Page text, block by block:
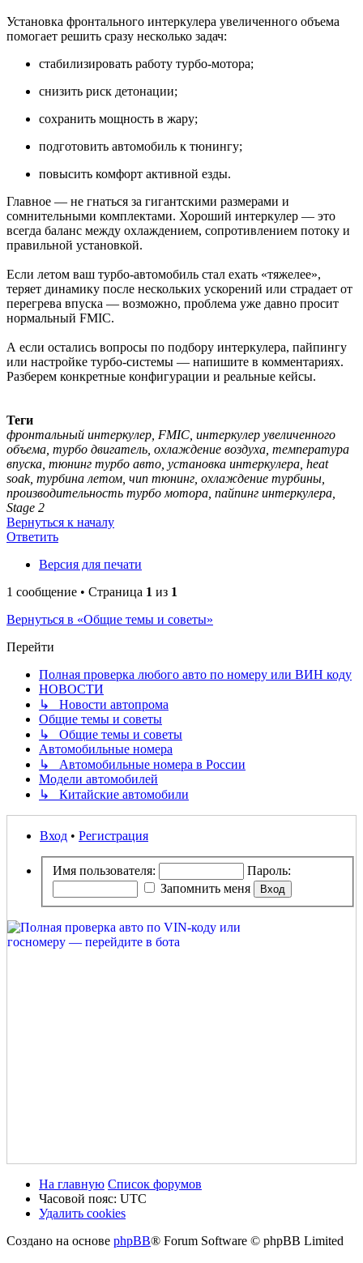
Установка фронтального интеркулера увеличенного объема
помогает решить сразу несколько задач:
стабилизировать работу турбо-мотора;
снизить риск детонации;
сохранить мощность в жару;
подготовить автомобиль к тюнингу;
повысить комфорт активной езды.
Главное — не гнаться за гигантскими размерами и
сомнительными комплектами. Хороший интеркулер — это
всегда баланс между охлаждением, сопротивлением потоку и
правильной установкой.
Если летом ваш турбо-автомобиль стал ехать «тяжелее»,
теряет динамику после нескольких ускорений или страдает от
перегрева впуска — возможно, проблема уже давно просит
нормальный FMIC.
А если остались вопросы по подбору интеркулера, пайпингу
или настройке турбо-системы — напишите в комментариях.
Разберем конкретные конфигурации и реальные кейсы.
Теги
фронтальный интеркулер, FMIC, интеркулер увеличенного
объема, турбо двигатель, охлаждение воздуха, температура
впуска, тюнинг турбо авто, установка интеркулера, heat
soak, турбина летом, чип тюнинг, охлаждение турбины,
производительность турбо мотора, пайпинг интеркулера,
Stage 2
Вернуться к началу
Ответить
Версия для печати
1 сообщение • Страница 1 из 1
Вернуться в «Общие темы и советы»
Перейти
Полная проверка любого авто по номеру или ВИН коду
НОВОСТИ
↳ Новости автопрома
Общие темы и советы
↳ Общие темы и советы
Автомобильные номера
↳ Автомобильные номера в России
Модели автомобилей
↳ Китайские автомобили
Вход • Регистрация
Имя пользователя:
Пароль:
Запомнить меня
На главную Список форумов
Часовой пояс: UTC
Удалить cookies
Создано на основе phpBB® Forum Software © phpBB Limited